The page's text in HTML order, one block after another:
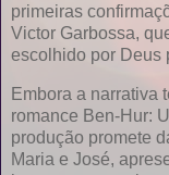
primeiras
Victor Garbossa,
escolhido por Deus
Embora a narrativa
romance Ben-Hur:
produção promete
Maria e José,